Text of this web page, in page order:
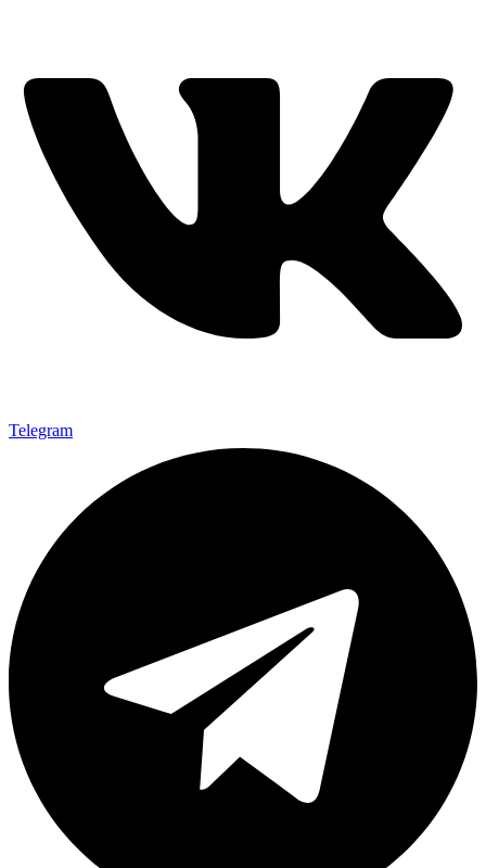
Telegram